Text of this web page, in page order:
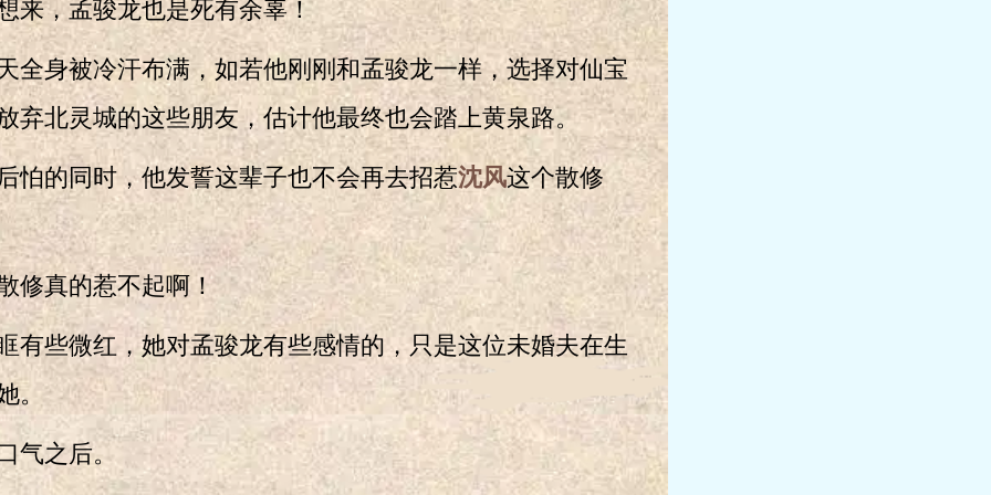
，孟骏龙也是死有余辜！
被冷汗布满，如若他刚刚和孟骏龙一样，选择对仙宝
弃北灵城的这些朋友，估计他最终也会踏上黄泉路。
的同时，他发誓这辈子也不会再去招惹沈风这个散修
真的惹不起啊！
微红，她对孟骏龙有些感情的，只是这位未婚夫在生
。
之后。